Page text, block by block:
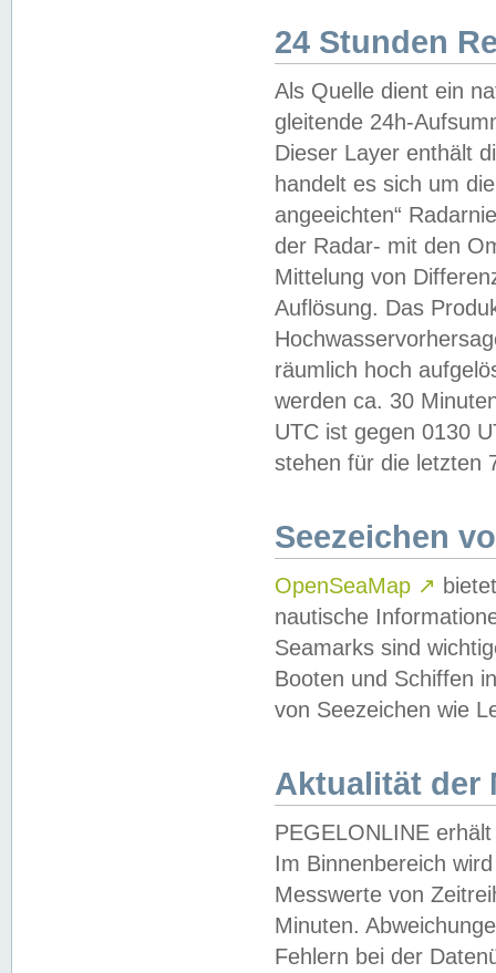
24 Stunden
Als Quelle dient ein
gleitende 24h-
Dieser Layer enthält
handelt es sich um
angeeichten“
der Radar- mit den
Mittelung von
Auflösung. Das
räumlich hoch
werden ca. 30
UTC ist gegen 0130
stehen für die letzten
Seezeichen
OpenSeaMap ↗
nautische
Seamarks sind
Booten und Schiffen
von Seezeichen wie
Aktualität der
PEGELONLINE
Im Binnenbereich
Messwerte von
Minuten.
Fehlern bei der